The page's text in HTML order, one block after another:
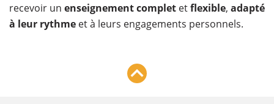
recevoir un enseignement complet etflexible, adapté
à leur rythme et à leurs engagements personnels.